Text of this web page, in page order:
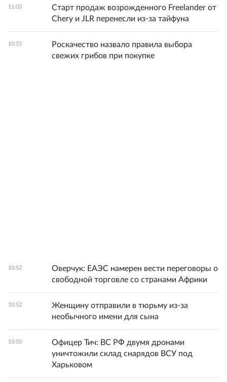
11:03
Старт продаж возрожденного Freelander от
Chery и JLR перенесли из-за тайфуна
10:55
Роскачество назвало правила выбора
свежих грибов при покупке
10:52
Оверчук: ЕАЭС намерен вести переговоры о
свободной торговле со странами Африки
10:52
Женщину отправили в тюрьму из-за
необычного имени для сына
10:50
Офицер Тич: ВС РФ двумя дронами
уничтожили склад снарядов ВСУ под
Харьковом